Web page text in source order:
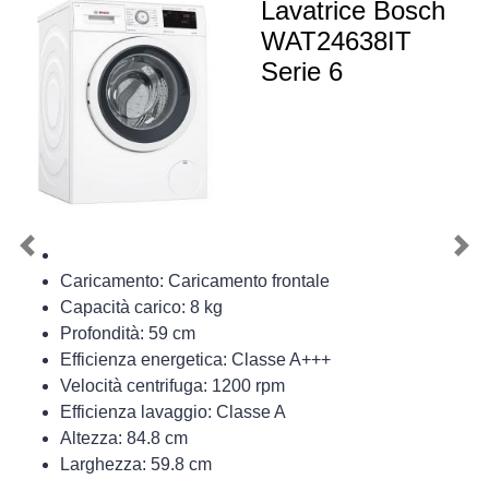
Lavatrice Bosch
WAT24638IT
Serie 6
Caricamento: Caricamento frontale
Capacità carico: 8 kg
Profondità: 59 cm
Efficienza energetica: Classe A+++
Velocità centrifuga: 1200 rpm
Efficienza lavaggio: Classe A
Altezza: 84.8 cm
Larghezza: 59.8 cm
Previous